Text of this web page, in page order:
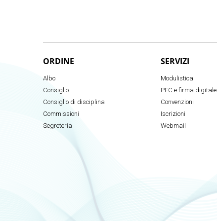
ORDINE
Albo
Consiglio
Consiglio di disciplina
Commissioni
Segreteria
SERVIZI
Modulistica
PEC e firma digitale
Convenzioni
Iscrizioni
Webmail